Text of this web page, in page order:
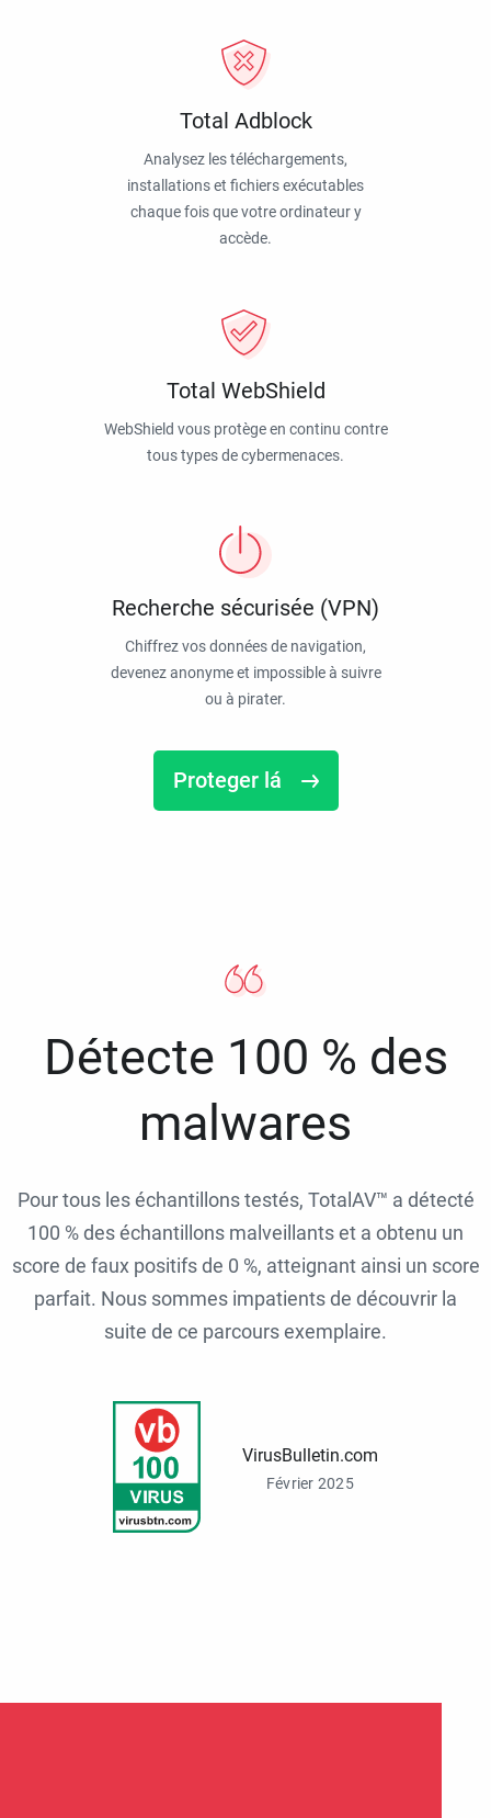
Total Adblock
Analysez les téléchargements,
installations et fichiers exécutables
chaque fois que votre ordinateur y
accède.
Total WebShield
WebShield vous protège en continu contre
tous types de cybermenaces.
Recherche sécurisée (VPN)
Chiffrez vos données de navigation,
devenez anonyme et impossible à suivre
ou à pirater.
Proteger lá
Détecte 100 % des
malwares
Pour tous les échantillons testés, TotalAV™ a détecté
100 % des échantillons malveillants et a obtenu un
score de faux positifs de 0 %, atteignant ainsi un score
parfait. Nous sommes impatients de découvrir la
suite de ce parcours exemplaire.
VirusBulletin.com
Février 2025